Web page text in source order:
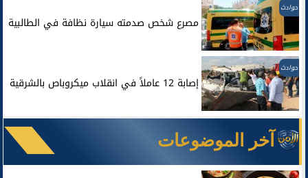
حوادث
مصرع شخص صدمته سيارة نظافة في الطالبية
حوادث
إصابة 12 عاملاً في انقلاب ميكروباص بالشرقية
آخر الموضوعات